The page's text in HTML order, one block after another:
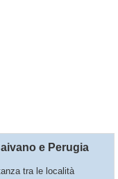
e Perugia
tra le località